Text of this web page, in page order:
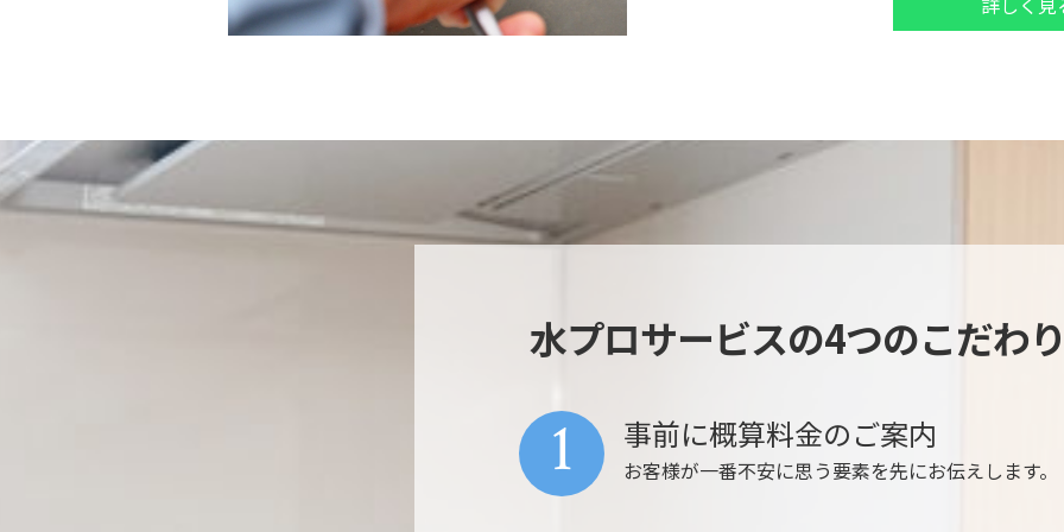
水プロサービスの4つのこだわ
事前に概算料金のご案内
お客様が一番不安に思う要素を先にお伝えします。
1